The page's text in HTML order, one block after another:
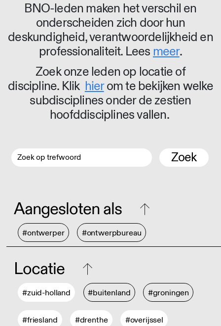
BNO-leden maken het verschil en
onderscheiden zich door hun
deskundigheid, verantwoordelijkheid en
professionaliteit. Lees meer.
Zoek onze leden op locatie of
discipline. Klik hierom te bekijken welke
subdisciplines onder de zestien
hoofddisciplines vallen.
Zoek
Aangesloten als
#ontwerper #ontwerpbureau
Locatie
#zuid-holland #buitenland #groningen
#friesland #drenthe #overijssel